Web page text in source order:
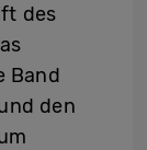
des
Band
den